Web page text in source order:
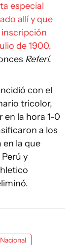
especial
allí y que
de 1900,
Referí.
con el
tricolor,
en la hora 1-0
a los
en la que
y
Nacional